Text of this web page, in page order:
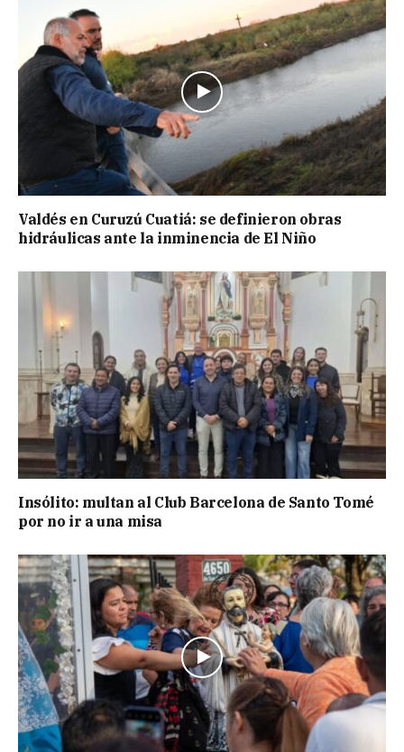
Valdés en Curuzú Cuatiá: se definieron obras
hidráulicas ante la inminencia de El Niño
Insólito: multan al Club Barcelona de Santo Tomé
por no ir a una misa